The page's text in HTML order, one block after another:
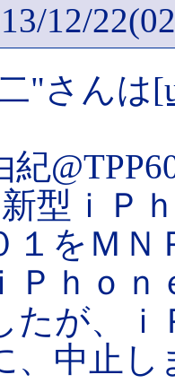
12/
"さんは
紀
ｉＰｈ
１をＭ
Ｐｈｏｎ
たが、ｉ
、中止し